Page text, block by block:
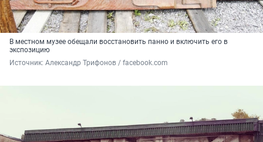
В местном музее обещали восстановить панно и включить его в
экспозицию
Источник: Александр Трифонов / facebook.com